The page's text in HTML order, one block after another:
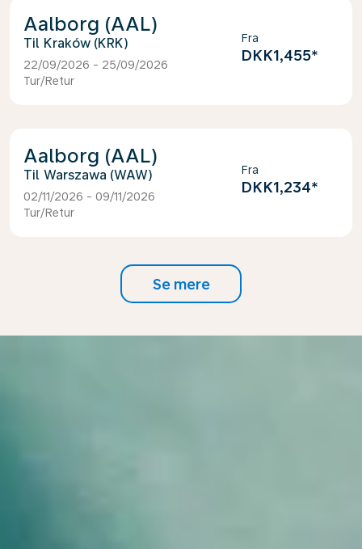
Aalborg (AAL)
Kraków (KRK)
22/09/2026 - 25/09/2026
Tur/Retur
Fra
DKK1,455*
Aalborg (AAL)
Warszawa (WAW)
02/11/2026 - 09/11/2026
Tur/Retur
Fra
DKK1,234*
Se mere